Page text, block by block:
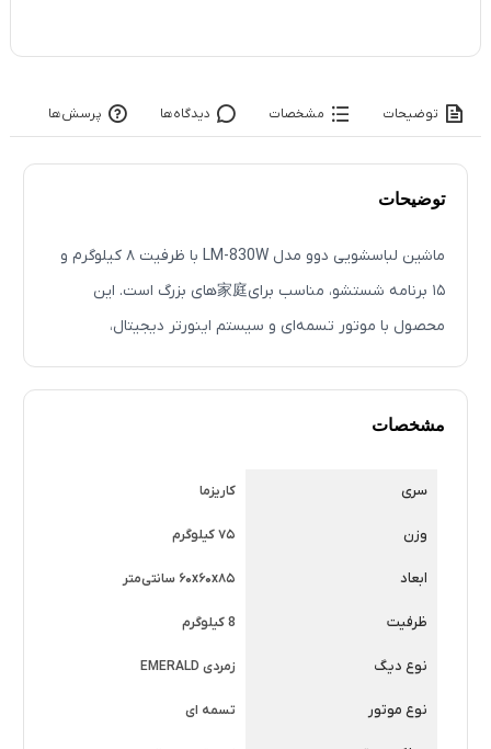
توضیحات مشخصات دیدگاه‌ها پرسش‌ها
توضیحات
ماشین لباسشویی دوو مدل LM-830W با ظرفیت ۸ کیلوگرم و
۱۵ برنامه شستشو، مناسب برای家庭‌های بزرگ است. این
محصول با موتور تسمه‌ای و سیستم اینورتر دیجیتال،
شستشوی راحت و با کیفیت را ارائه می‌دهد. همچنین دارای
صفحه نمایش LED و سیستم شستشو با بخار است.
مناسب برای خانواده های بزرگ است. این محصول با موتور
مشخصات فنی
شستشو، موتور تسمه‌ای، سیستم اینورتر دیجیتال، صفحه
مشخصات
سری کاریزما
وزن ۷۵ کیلوگرم
ابعاد ۶۰x۶۰x۸۵ سانتی‌متر
ظرفیت 8 کیلوگرم
نوع دیگ زمردی EMERALD
نوع موتور تسمه ای